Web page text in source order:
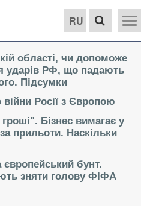
RU
області, чи допоможе
ударів РФ, що падають
Підсумки
Росії з Європою
Бізнес вимагає у
прильоти. Наскільки
європейський бунт.
зняти голову ФІФА